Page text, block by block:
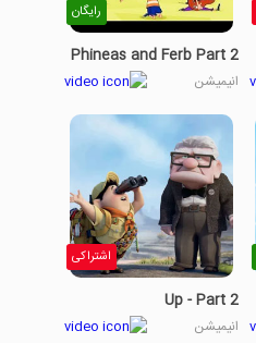
رایگان
Phineas and Ferb Part 2
انیمیشن
اشتراکی
Up - Part 2
انیمیشن